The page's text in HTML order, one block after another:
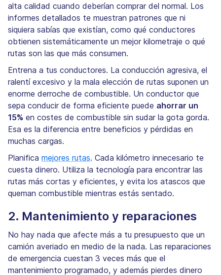
alta calidad cuando deberían comprar del normal. Los
informes detallados te muestran patrones que ni
siquiera sabías que existían, como qué conductores
obtienen sistemáticamente un mejor kilometraje o qué
rutas son las que más consumen.
Entrena a tus conductores. La conducción agresiva, el
ralentí excesivo y la mala elección de rutas suponen un
enorme derroche de combustible. Un conductor que
sepa conducir de forma eficiente puede ahorrar un
15% en costes de combustible sin sudar la gota gorda.
Esa es la diferencia entre beneficios y pérdidas en
muchas cargas.
Planifica mejores rutas. Cada kilómetro innecesario te
cuesta dinero. Utiliza la tecnología para encontrar las
rutas más cortas y eficientes, y evita los atascos que
queman combustible mientras estás sentado.
2. Mantenimiento y reparaciones
No hay nada que afecte más a tu presupuesto que un
camión averiado en medio de la nada. Las reparaciones
de emergencia cuestan 3 veces más que el
mantenimiento programado, y además pierdes dinero